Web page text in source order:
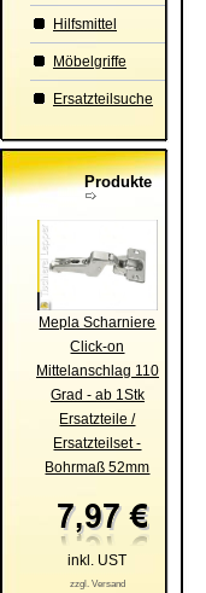
Hilfsmittel
Möbelgriffe
Ersatzteilsuche
Produkte
Mepla Scharniere
Click-on
Mittelanschlag 110
Grad - ab 1Stk
Ersatzteile /
Ersatzteilset -
Bohrmaß 52mm
inkl. UST
zzgl. Versand